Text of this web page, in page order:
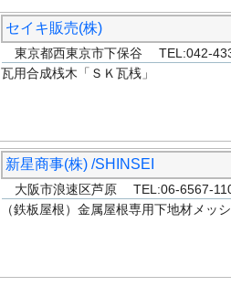
セイキ販売(株)
東京都西東京市下保谷 TEL:042-
瓦用合成桟木「ＳＫ瓦桟」
新星商事(株) /SHINSEI
大阪市浪速区芦原 TEL:06-6567-
（鉄板屋根）金属屋根専用下地材メッ